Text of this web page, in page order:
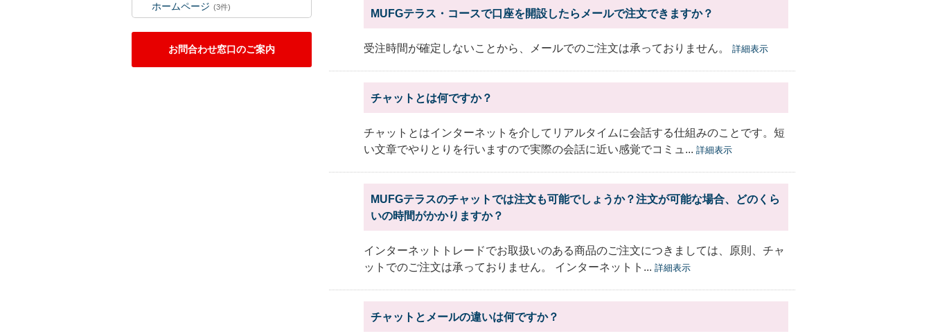
ホームページ (3件)
お問合わせ窓口のご案内
MUFGテラス・コースで口座を開設したらメールで注文できますか？
受注時間が確定しないことから、メールでのご注文は承っておりません。 詳細表示
チャットとは何ですか？
チャットとはインターネットを介してリアルタイムに会話する仕組みのことです。短
い文章でやりとりを行いますので実際の会話に近い感覚でコミュ... 詳細表示
MUFGテラスのチャットでは注文も可能でしょうか？注文が可能な場合、どのくら
いの時間がかかりますか？
インターネットトレードでお取扱いのある商品のご注文につきましては、原則、チャ
ットでのご注文は承っておりません。 インターネットト... 詳細表示
チャットとメールの違いは何ですか？